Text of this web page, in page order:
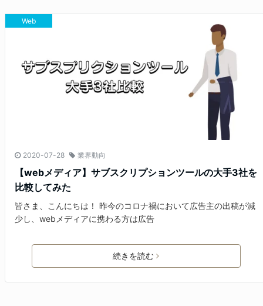
Web
2020-07-28 業界動向
【webメディア】サブスクリプションツールの大手3社を
比較してみた
皆さま、こんにちは！ 昨今のコロナ禍において広告主の出稿が減
少し、webメディアに携わる方は広告
続きを読む